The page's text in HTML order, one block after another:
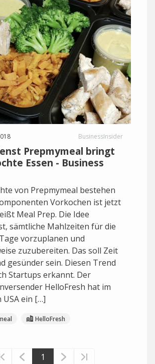
BusinessInsider
Prepmymeal bringt
Essen - Business
von Prepmymeal bestehen
Vorkochen ist jetzt
Meal Prep. Die Idee
sämtliche Mahlzeiten für die
vorzuplanen und
zuzubereiten. Das soll Zeit
gesünder sein. Diesen Trend
Startups erkannt. Der
HelloFresh hat im
USA ein […]
HelloFresh
1